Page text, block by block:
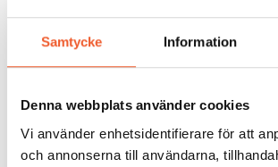
Samtycke Information
Denna webbplats använder cookies
Vi använder enhetsidentifierare för att
och annonserna till användarna,
från materialval och
lösningar och fönsterfrågor
kulturmiljökrav, tidspress och komplexa
verksamhetsbehov samtidigt
hur samverkan mellan beställare,